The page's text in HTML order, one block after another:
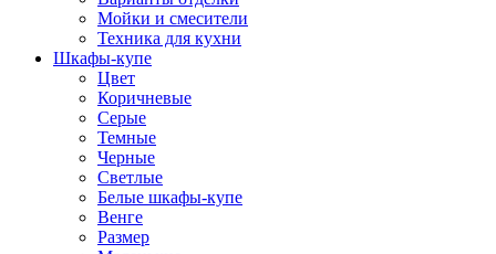
Мойки и смесители
Техника для кухни
Шкафы-купе
Цвет
Коричневые
Серые
Темные
Черные
Светлые
Белые шкафы-купе
Венге
Размер